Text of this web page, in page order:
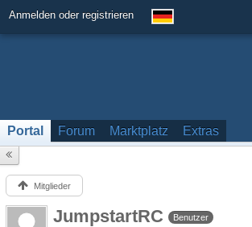
Anmelden oder registrieren
Portal Forum Marktplatz Extras
Mitglieder
JumpstartRC
Benutzer